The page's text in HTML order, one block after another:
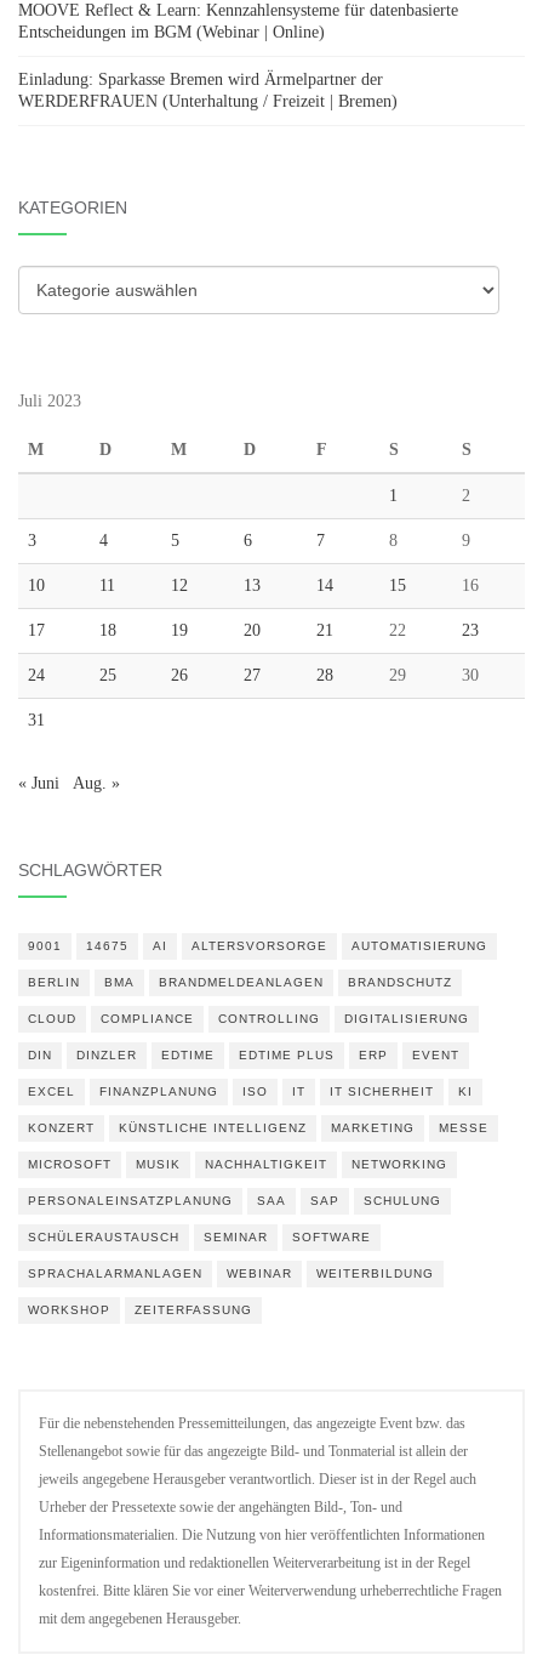
MOOVE Reflect & Learn: Kennzahlensysteme für datenbasierte
Entscheidungen im BGM (Webinar | Online)
Einladung: Sparkasse Bremen wird Ärmelpartner der
WERDERFRAUEN (Unterhaltung / Freizeit | Bremen)
KATEGORIEN
Kategorien
Juli 2023
M D M D F S S
1 2
3 4 5 6 7 8 9
10 11 12 13 14 15 16
17 18 19 20 21 22 23
24 25 26 27 28 29 30
31
« Juni Aug. »
SCHLAGWÖRTER
9001 14675 AI ALTERSVORSORGE AUTOMATISIERUNG
BERLIN BMA BRANDMELDEANLAGEN BRANDSCHUTZ
CLOUD COMPLIANCE CONTROLLING DIGITALISIERUNG
DIN DINZLER EDTIME EDTIME PLUS ERP EVENT
EXCEL FINANZPLANUNG ISO IT IT SICHERHEIT KI
KONZERT KÜNSTLICHE INTELLIGENZ MARKETING MESSE
MICROSOFT MUSIK NACHHALTIGKEIT NETWORKING
PERSONALEINSATZPLANUNG SAA SAP SCHULUNG
SCHÜLERAUSTAUSCH SEMINAR SOFTWARE
SPRACHALARMANLAGEN WEBINAR WEITERBILDUNG
WORKSHOP ZEITERFASSUNG
Für die nebenstehenden Pressemitteilungen, das angezeigte Event bzw. das
Stellenangebot sowie für das angezeigte Bild- und Tonmaterial ist allein der
jeweils angegebene Herausgeber verantwortlich. Dieser ist in der Regel auch
Urheber der Pressetexte sowie der angehängten Bild-, Ton- und
Informationsmaterialien. Die Nutzung von hier veröffentlichten Informationen
zur Eigeninformation und redaktionellen Weiterverarbeitung ist in der Regel
kostenfrei. Bitte klären Sie vor einer Weiterverwendung urheberrechtliche Fragen
mit dem angegebenen Herausgeber.